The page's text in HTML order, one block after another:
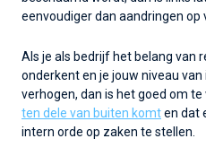
eenvoudiger dan aandringen op
Als je als bedrijf het belang van
onderkent en je jouw niveau
verhogen, dan is het goed om
ten dele van buiten komten dat
intern orde op zaken te stellen.